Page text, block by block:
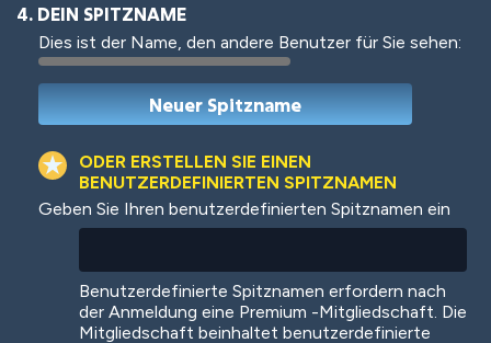
Woof Jungle Cats
Colorful
4. DEIN SPITZNAME
Dies ist der Name, den andere Benutzer für Sie sehen:
ODER ERSTELLEN SIE EINEN
BENUTZERDEFINIERTEN SPITZNAMEN
Geben Sie Ihren benutzerdefinierten Spitznamen ein
Benutzerdefinierte Spitznamen erfordern nach
der Anmeldung eine Premium -Mitgliedschaft. Die
Mitgliedschaft beinhaltet benutzerdefinierte